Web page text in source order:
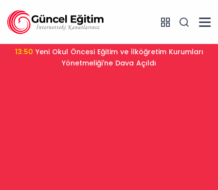
13:50
Yönetmeliği'ne Dava Açıldı